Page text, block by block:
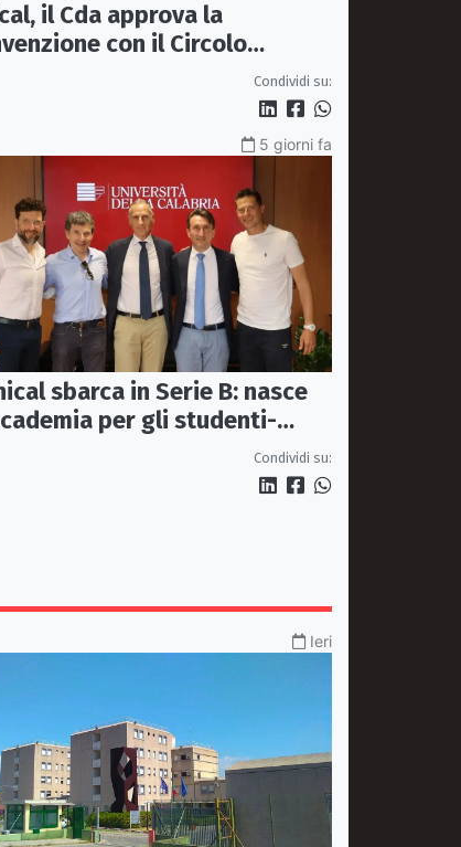
il Cda approva la
con il Circolo
Condividi su:
5 giorni fa
sbarca in Serie B: nasce
per gli studenti-
Condividi su:
Ieri